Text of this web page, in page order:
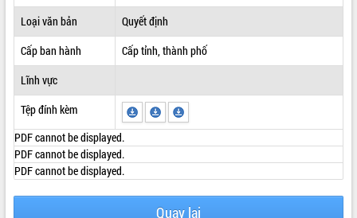
Loại văn bản
Quyết định
Cấp ban hành
Cấp tỉnh, thành phố
Lĩnh vực
Tệp đính kèm
PDF cannot be displayed.
PDF cannot be displayed.
PDF cannot be displayed.
Quay lại